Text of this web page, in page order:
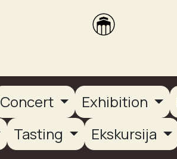
Concert Exhibition
Tasting Ekskursija